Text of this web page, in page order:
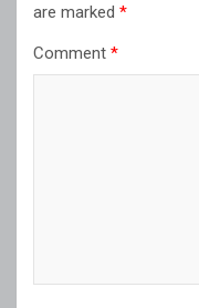
are marked *
Comment *